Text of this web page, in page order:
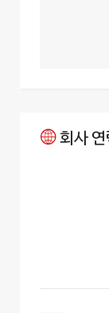
회사 연